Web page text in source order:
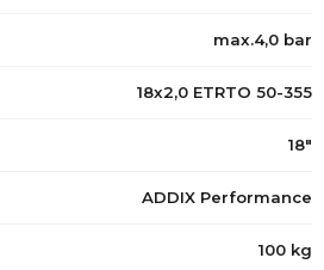
max.4,0 bar
18x2,0 ETRTO 50-355
18"
ADDIX Performance
100 kg